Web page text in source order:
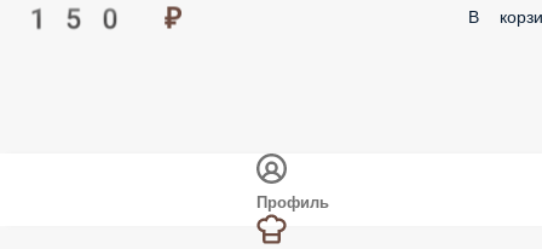
150 ₽ В
Профиль